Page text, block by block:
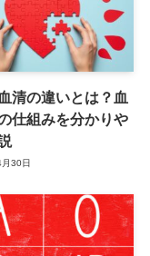
清の違いとは？血
仕組みを分かりや
30日